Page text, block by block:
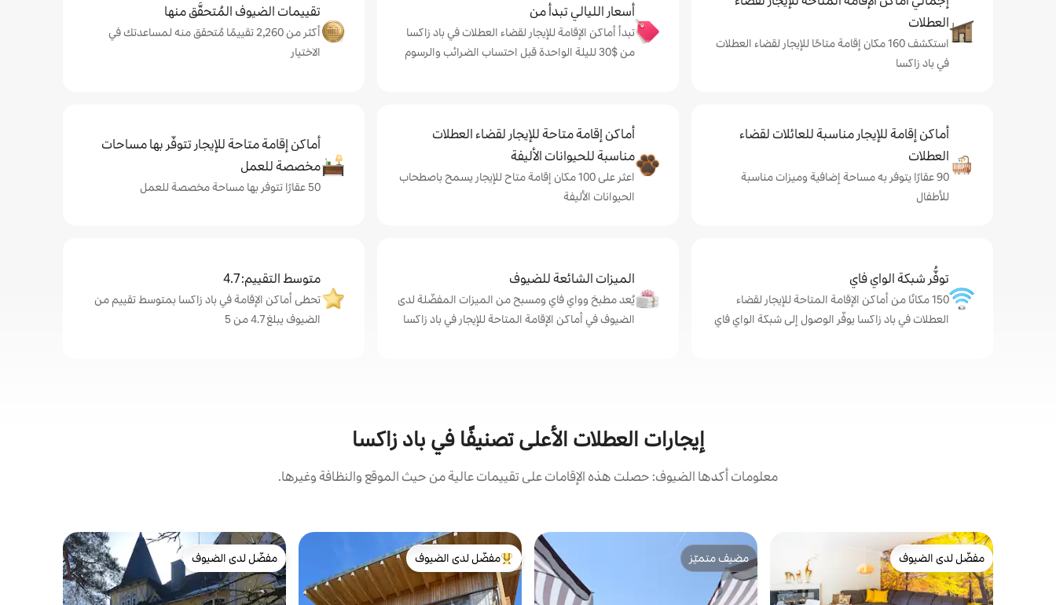
العطلات
استكشف 160 مكان إقامة متاحًا للإيجار لقضاء العطلات
في باد زاكسا
أسعار الليالي تبدأ من
تبدأ أماكن الإقامة للإيجار لقضاء العطلات في باد زاكسا
من $‏30 لليلة الواحدة قبل احتساب الضرائب والرسوم
تقييمات الضيوف المُتحقَّق منها
أكثر من 2,260 تقييمًا مُتحقق منه لمساعدتك في
الاختيار
أماكن إقامة للإيجار مناسبة للعائلات لقضاء
العطلات
90 عقارًا يتوفر به مساحة إضافية وميزات مناسبة
للأطفال
أماكن إقامة متاحة للإيجار لقضاء العطلات
مناسبة للحيوانات الأليفة
اعثر على 100 مكان إقامة متاح للإيجار يسمح باصطحاب
الحيوانات الأليفة
أماكن إقامة متاحة للإيجار تتوفّر بها مساحات
مخصصة للعمل
50 عقارًا تتوفر بها مساحة مخصصة للعمل
توفُّر شبكة الواي فاي
150 مكانًا من أماكن الإقامة المتاحة للإيجار لقضاء
العطلات في باد زاكسا يوفّر الوصول إلى شبكة الواي فاي
الميزات الشائعة للضيوف
يُعد مطبخ وواي فاي ومسبح من الميزات المفضّلة لدى
الضيوف في أماكن الإقامة المتاحة للإيجار في باد زاكسا
متوسط التقييم: 4.7
تحظى أماكن الإقامة في باد زاكسا بمتوسط تقييم من
الضيوف يبلغ 4.7 من 5
إيجارات العطلات الأعلى تصنيفًا في باد زاكسا
معلومات أكدها الضيوف: حصلت هذه الإقامات على تقييمات عالية من حيث الموقع والنظافة وغيرها.
مفضّل لدى الضيوف
مفضّل لدى الضيوف
مضيف متميّز
مضيف متميّز
من أبرز البيوت المفضّلة لدى الضيوف
مفضّل لدى الضيوف
مفضّل لدى الضيوف
مفضّل لدى الضيوف